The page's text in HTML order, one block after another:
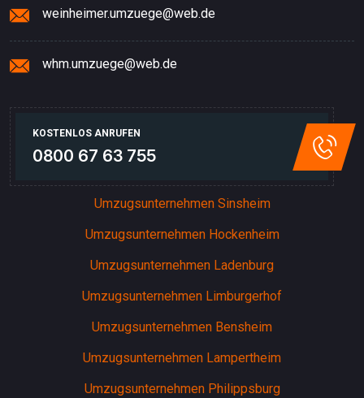
weinheimer.umzuege@web.de
whm.umzuege@web.de
KOSTENLOS ANRUFEN
0800 67 63 755
Umzugsunternehmen Sinsheim
Umzugsunternehmen Hockenheim
Umzugsunternehmen Ladenburg
Umzugsunternehmen Limburgerhof
Umzugsunternehmen Bensheim
Umzugsunternehmen Lampertheim
Umzugsunternehmen Philippsburg